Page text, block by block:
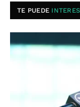
TE PUEDE